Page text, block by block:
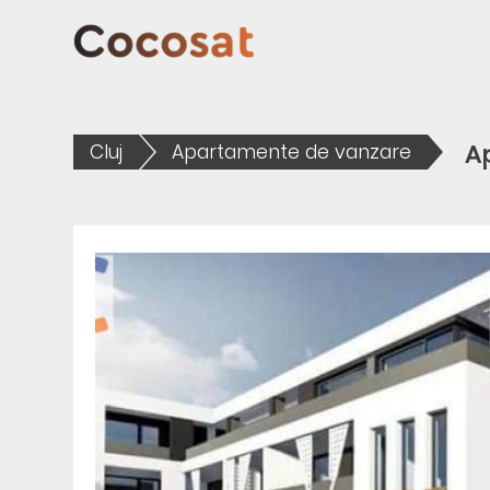
Cluj Apartamente de vanzare